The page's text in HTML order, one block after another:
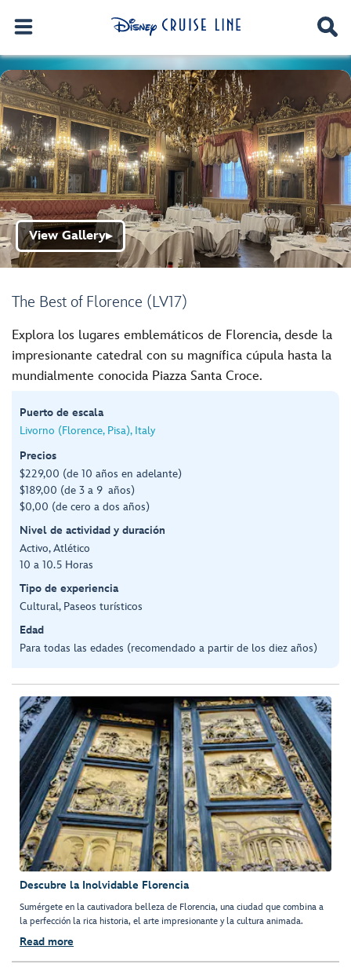
The Best of Florence (LV17)
View Gallery▶
Explora los lugares emblemáticos de Florencia, desde la
impresionante catedral con su magnífica cúpula hasta la
mundialmente conocida Piazza Santa Croce.
Puerto de escala
Livorno (Florence, Pisa), Italy
Precios
$229,00 (de 10 años en adelante)
$189,00 (de 3 a 9 años)
$0,00 (de cero a dos años)
Nivel de actividad y duración
Activo, Atlético
10 a 10.5 Horas
Tipo de experiencia
Cultural, Paseos turísticos
Edad
Para todas las edades (recomendado a partir de los diez años)
Descubre la Inolvidable Florencia
Sumérgete en la cautivadora belleza de Florencia, una ciudad que combina a
la perfección la rica historia, el arte impresionante y la cultura animada.
Read more